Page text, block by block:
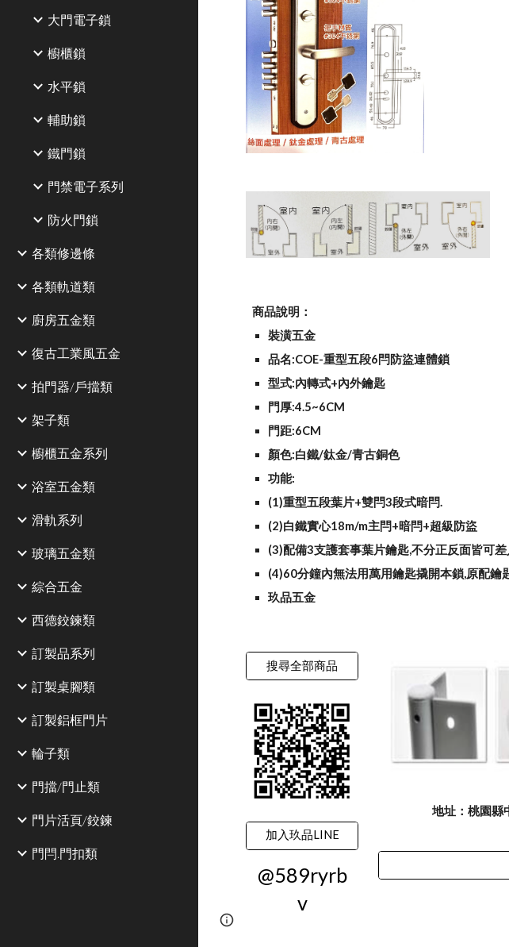
大門電子鎖
櫥櫃鎖
水平鎖
輔助鎖
鐵門鎖
門禁電子系列
防火門鎖
各類修邊條
各類軌道類
廚房五金類
復古工業風五金
拍門器/戶擋類
架子類
櫥櫃五金系列
浴室五金類
滑軌系列
玻璃五金類
綜合五金
西德鉸鍊類
訂製品系列
訂製桌腳類
訂製鋁框門片
輪子類
門擋/門止類
門片活頁/鉸鍊
門閂.門扣類
商品說明：
裝潢五金
品名:COE-重型五段6閂防盜連體鎖
型式:內轉式+內外鑰匙
門厚:4.5~6CM
門距:6CM
顏色:白鐵/鈦金/青古銅色
功能:
(1)重型五段葉片+雙閂3段式暗閂.
(2)白鐵實心18m/m主閂+暗閂+超級防盜
(3)配備3支護套事葉片鑰匙,不分正反面皆可差
(4)60分鐘內無法用萬用鑰匙撬開本鎖,原配鑰
玖品五金
搜尋全部商品
加入玖品LINE
@589ryrb
v
地址：桃園